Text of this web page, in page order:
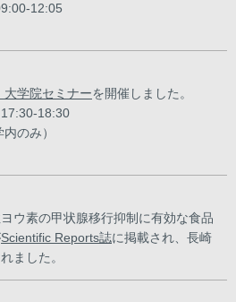
12:05
学院セミナーを開催しました。
18:30
のみ）
ウ素の甲状腺移行抑制に有効な食品
Scientific Reports誌に掲載され、長崎
ました。